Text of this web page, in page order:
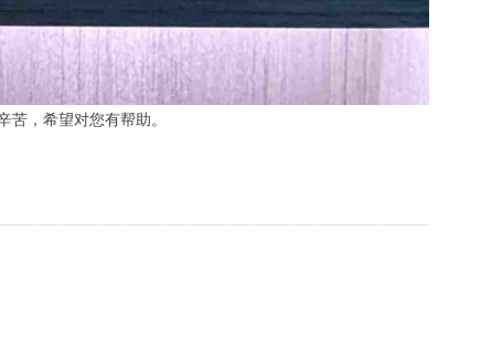
，希望对您有帮助。